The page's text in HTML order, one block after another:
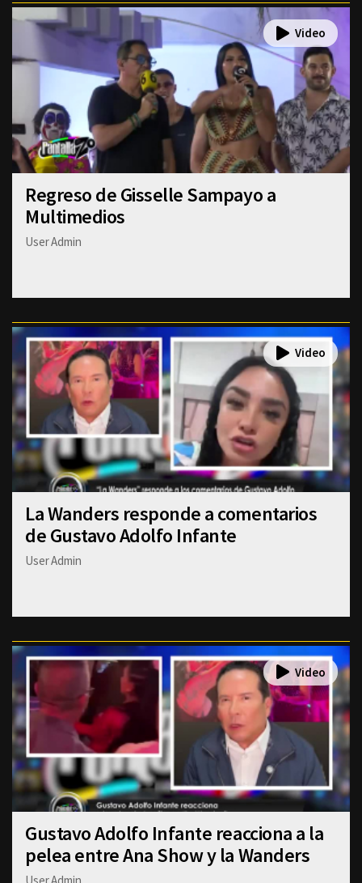
Regreso de Gisselle Sampayo a
Multimedios
User Admin
La Wanders responde a comentarios
de Gustavo Adolfo Infante
User Admin
Gustavo Adolfo Infante reacciona a la
pelea entre Ana Show y la Wanders